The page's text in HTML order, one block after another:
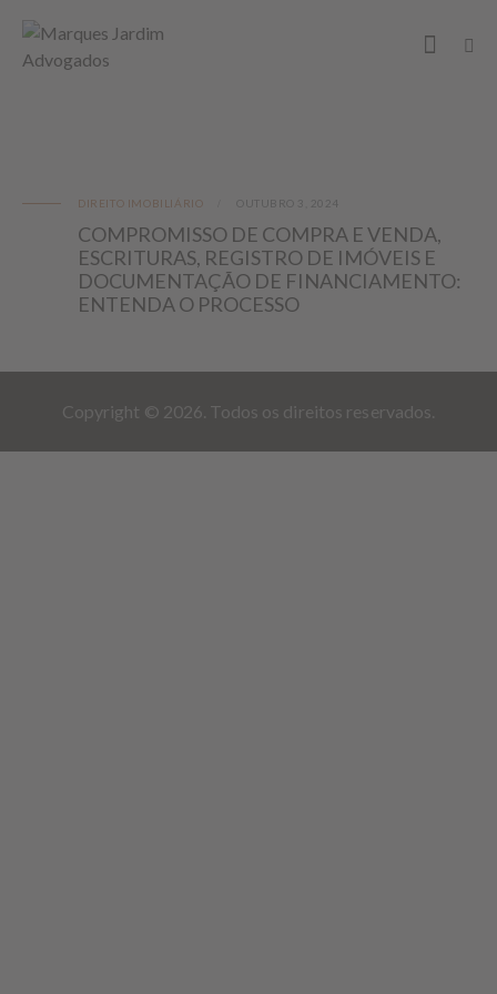
DIREITO IMOBILIÁRIO OUTUBRO 3, 2024
COMPROMISSO DE COMPRA E VENDA,
ESCRITURAS, REGISTRO DE IMÓVEIS E
DOCUMENTAÇÃO DE FINANCIAMENTO:
ENTENDA O PROCESSO
Copyright © 2026. Todos os direitos reservados.